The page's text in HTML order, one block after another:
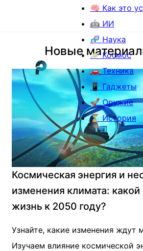
🧠 Как это
🤖 ИИ
🧬 Наука
🪐 Космос
🚗 Техника
📱 Гаджеты
🚀 Оружие
⏳ История
Новые
Космическая энергия и
изменения климата:
жизнь к 2050 году?
Узнайте, какие изменения ждут
Изучаем влияние космической